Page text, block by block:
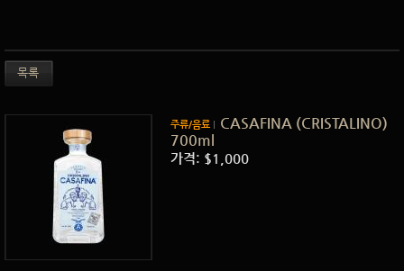
목록
주류/음료
CASAFINA (CRISTALINO)
700ml
가격: $1,000